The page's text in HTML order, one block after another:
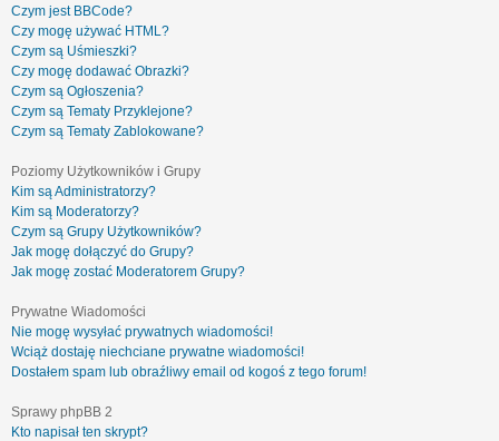
Czym jest BBCode?
Czy mogę używać HTML?
Czym są Uśmieszki?
Czy mogę dodawać Obrazki?
Czym są Ogłoszenia?
Czym są Tematy Przyklejone?
Czym są Tematy Zablokowane?
Poziomy Użytkowników i Grupy
Kim są Administratorzy?
Kim są Moderatorzy?
Czym są Grupy Użytkowników?
Jak mogę dołączyć do Grupy?
Jak mogę zostać Moderatorem Grupy?
Prywatne Wiadomości
Nie mogę wysyłać prywatnych wiadomości!
Wciąż dostaję niechciane prywatne wiadomości!
Dostałem spam lub obraźliwy email od kogoś z tego forum!
Sprawy phpBB 2
Kto napisał ten skrypt?